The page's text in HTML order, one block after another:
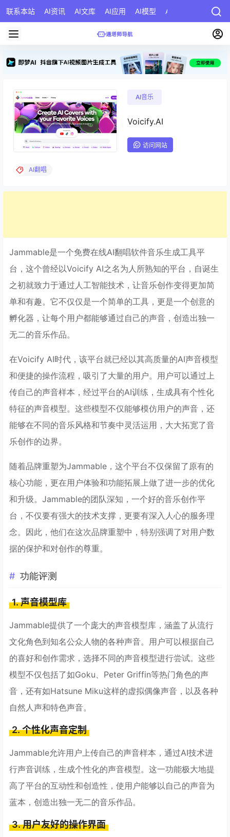
联系本站 AI资讯 AI文库 AI应用 AI模型 AI公司 AI提示词
AI音乐
Voicify.AI
访问网站
AI翻唱
Jammable是一个免费在线AI翻唱软件音乐生成工具平
台，这个曾经以Voicify AI之名为人所熟知的平台，自诞生
之初就致力于通过人工智能技术，让音乐创作变得更加简
单和有趣。它不仅仅是一个简单的工具，更是一个创意的
孵化器，让每个用户都能够通过自己的声音，创造出独一
无二的音乐作品。
在Voicify AI时代，该平台就已经以其高质量的AI声音模型
和便捷的操作流程，吸引了大量的用户。用户可以通过上
传自己的声音样本，经过平台的AI训练，生成具有个性化
特征的声音模型。这些模型不仅能够模仿用户的声音，还
能够在不同的音乐风格和节奏中灵活运用，大大拓宽了音
乐创作的边界。
随着品牌重塑为Jammable，这个平台不仅保留了原有的
核心功能，更在用户体验和功能拓展上做了进一步的优化
和升级。Jammable的团队深知，一个好的音乐创作平
台，不仅要有强大的技术支撑，更要有深入人心的服务理
念。因此，他们在这次品牌重塑中，特别强调了对用户数
据的保护和对创作的尊重。
功能评测
1. 声音模型库
Jammable提供了一个庞大的声音模型库，涵盖了从流行
文化角色到知名公众人物的各种声音。用户可以根据自己
的喜好和创作需求，选择不同的声音模型进行尝试。这些
模型不仅包括了如Goku、Peter Griffin等热门角色的声
音，还有如Hatsune Miku这样的虚拟偶像声音，以及各种
自然人声和特色声音。
2. 个性化声音定制
Jammable允许用户上传自己的声音样本，通过AI技术进
行声音训练，生成个性化的声音模型。这一功能极大地提
高了平台的互动性和创造性，使用户能够以自己的声音为
蓝本，创造出独一无二的音乐作品。
3. 用户友好的操作界面